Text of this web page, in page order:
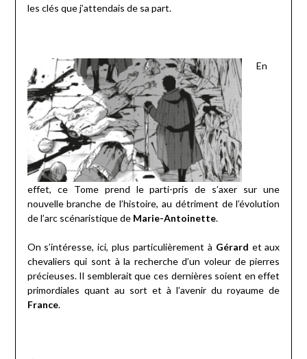
les clés que j’attendais de sa part.
En
effet, ce Tome prend le parti-pris de s’axer sur une
nouvelle branche de l’histoire, au détriment de l’évolution
de l’arc scénaristique de Marie-Antoinette.
On s’intéresse, ici, plus particulièrement à Gérard et aux
chevaliers qui sont à la recherche d’un voleur de pierres
précieuses. Il semblerait que ces dernières soient en effet
primordiales quant au sort et à l’avenir du royaume de
France.